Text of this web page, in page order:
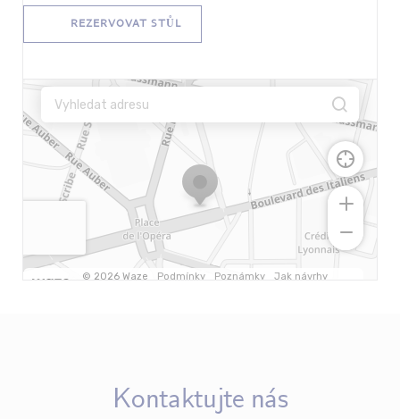
REZERVOVAT STŮL
Kontaktujte nás